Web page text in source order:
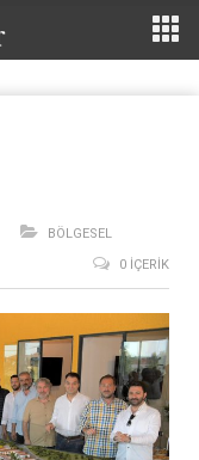
BÖLGESEL
0 İÇERIK